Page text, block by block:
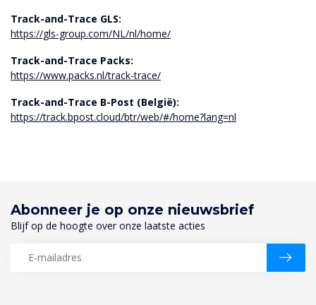
Track-and-Trace GLS:
https://gls-group.com/NL/nl/home/
Track-and-Trace Packs:
https://www.packs.nl/track-trace/
Track-and-Trace B-Post (België):
https://track.bpost.cloud/btr/web/#/home?lang=nl
Abonneer je op onze nieuwsbrief
Blijf op de hoogte over onze laatste acties